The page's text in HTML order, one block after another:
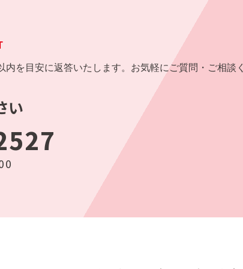
を目安に返答いたします。お気軽にご質問・ご相談
い